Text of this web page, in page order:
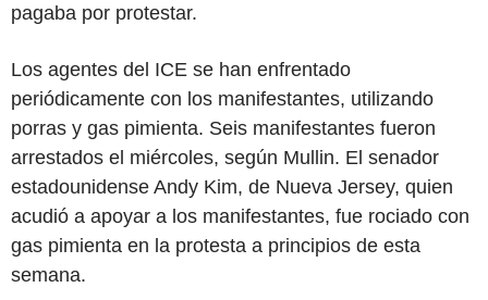
pagaba por protestar.
Los agentes del ICE se han enfrentado
periódicamente con los manifestantes, utilizando
porras y gas pimienta. Seis manifestantes fueron
arrestados el miércoles, según Mullin. El senador
estadounidense Andy Kim, de Nueva Jersey, quien
acudió a apoyar a los manifestantes, fue rociado con
gas pimienta en la protesta a principios de esta
semana.